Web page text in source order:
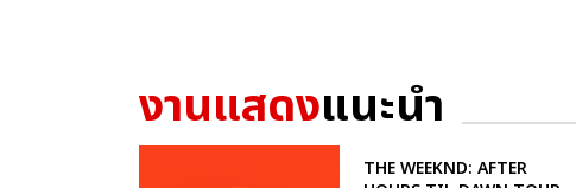
งานแสดงแนะนำ
THE WEEKND: AFTER